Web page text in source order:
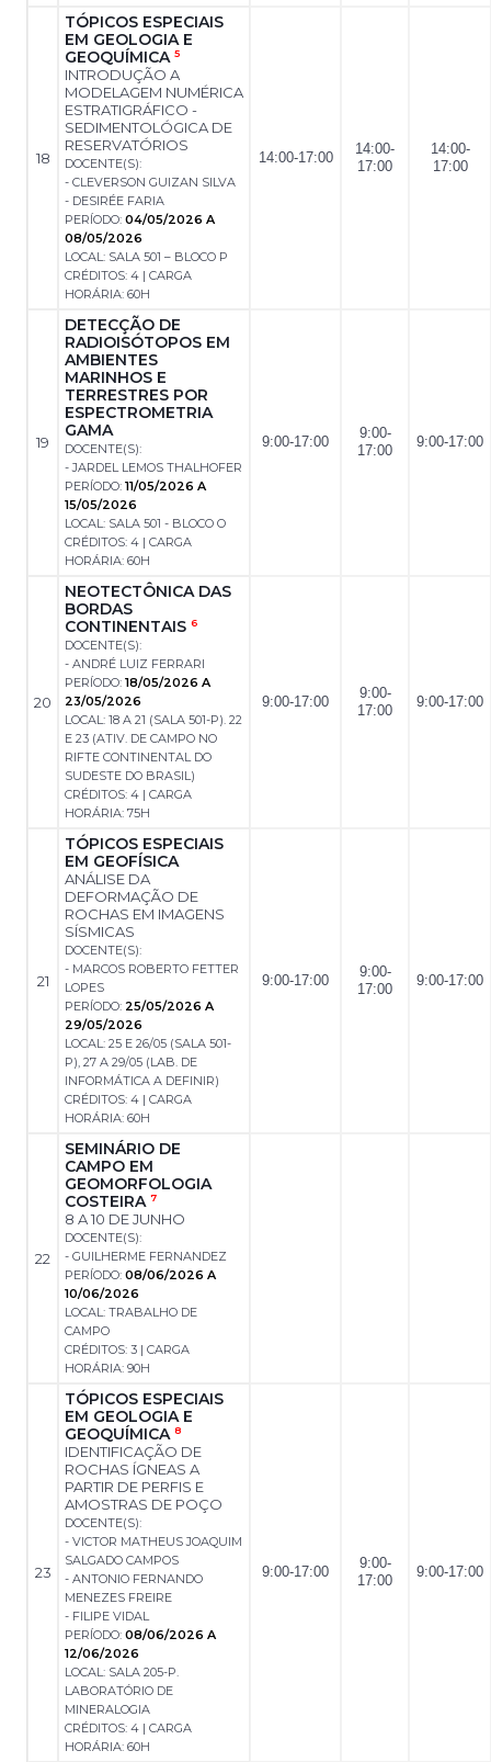
18
TÓPICOS ESPECIAIS
EM GEOLOGIA E
GEOQUÍMICA 5
INTRODUÇÃO A
MODELAGEM NUMÉRICA
ESTRATIGRÁFICO -
SEDIMENTOLÓGICA DE
RESERVATÓRIOS
DOCENTE(S):
- CLEVERSON GUIZAN SILVA
- DESIRÉE FARIA
PERÍODO: 04/05/2026 A
08/05/2026
LOCAL: SALA 501 – BLOCO P
CRÉDITOS: 4 | CARGA
HORÁRIA: 60H
14:00-17:00
14:00-
17:00
14:00-
17:00
19
DETECÇÃO DE
RADIOISÓTOPOS EM
AMBIENTES
MARINHOS E
TERRESTRES POR
ESPECTROMETRIA
GAMA
DOCENTE(S):
- JARDEL LEMOS THALHOFER
PERÍODO: 11/05/2026 A
15/05/2026
LOCAL: SALA 501 - BLOCO O
CRÉDITOS: 4 | CARGA
HORÁRIA: 60H
9:00-17:00
9:00-
17:00
9:00-17:00
20
NEOTECTÔNICA DAS
BORDAS
CONTINENTAIS 6
DOCENTE(S):
- ANDRÉ LUIZ FERRARI
PERÍODO: 18/05/2026 A
23/05/2026
LOCAL: 18 A 21 (SALA 501-P). 22
E 23 (ATIV. DE CAMPO NO
RIFTE CONTINENTAL DO
SUDESTE DO BRASIL)
CRÉDITOS: 4 | CARGA
HORÁRIA: 75H
9:00-17:00
9:00-
17:00
9:00-17:00
21
TÓPICOS ESPECIAIS
EM GEOFÍSICA
ANÁLISE DA
DEFORMAÇÃO DE
ROCHAS EM IMAGENS
SÍSMICAS
DOCENTE(S):
- MARCOS ROBERTO FETTER
LOPES
PERÍODO: 25/05/2026 A
29/05/2026
LOCAL: 25 E 26/05 (SALA 501-
P), 27 A 29/05 (LAB. DE
INFORMÁTICA A DEFINIR)
CRÉDITOS: 4 | CARGA
HORÁRIA: 60H
9:00-17:00
9:00-
17:00
9:00-17:00
22
SEMINÁRIO DE
CAMPO EM
GEOMORFOLOGIA
COSTEIRA 7
8 A 10 DE JUNHO
DOCENTE(S):
- GUILHERME FERNANDEZ
PERÍODO: 08/06/2026 A
10/06/2026
LOCAL: TRABALHO DE
CAMPO
CRÉDITOS: 3 | CARGA
HORÁRIA: 90H
23
TÓPICOS ESPECIAIS
EM GEOLOGIA E
GEOQUÍMICA 8
IDENTIFICAÇÃO DE
ROCHAS ÍGNEAS A
PARTIR DE PERFIS E
AMOSTRAS DE POÇO
DOCENTE(S):
- VICTOR MATHEUS JOAQUIM
SALGADO CAMPOS
- ANTONIO FERNANDO
MENEZES FREIRE
- FILIPE VIDAL
PERÍODO: 08/06/2026 A
12/06/2026
LOCAL: SALA 205-P.
LABORATÓRIO DE
MINERALOGIA
CRÉDITOS: 4 | CARGA
HORÁRIA: 60H
9:00-17:00
9:00-
17:00
9:00-17:00